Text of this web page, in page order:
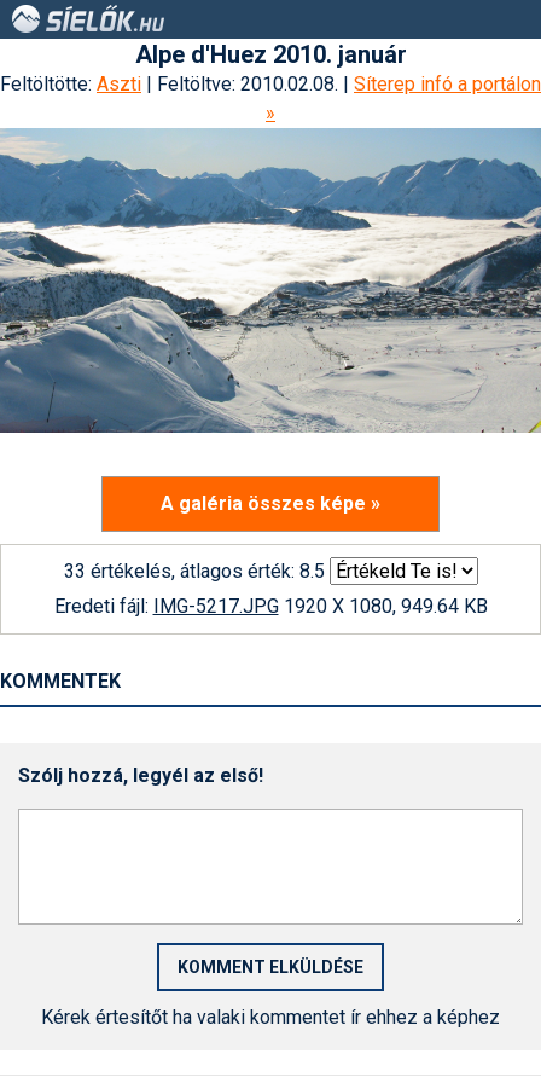
Alpe d'Huez 2010. január
Feltöltötte: Aszti | Feltöltve: 2010.02.08. | Síterep infó a portálon
»
A galéria összes képe »
33 értékelés, átlagos érték: 8.5
Eredeti fájl: IMG-5217.JPG1920 X 1080, 949.64 KB
KOMMENTEK
Szólj hozzá, legyél az első!
Kérek értesítőt ha valaki kommentet ír ehhez a képhez